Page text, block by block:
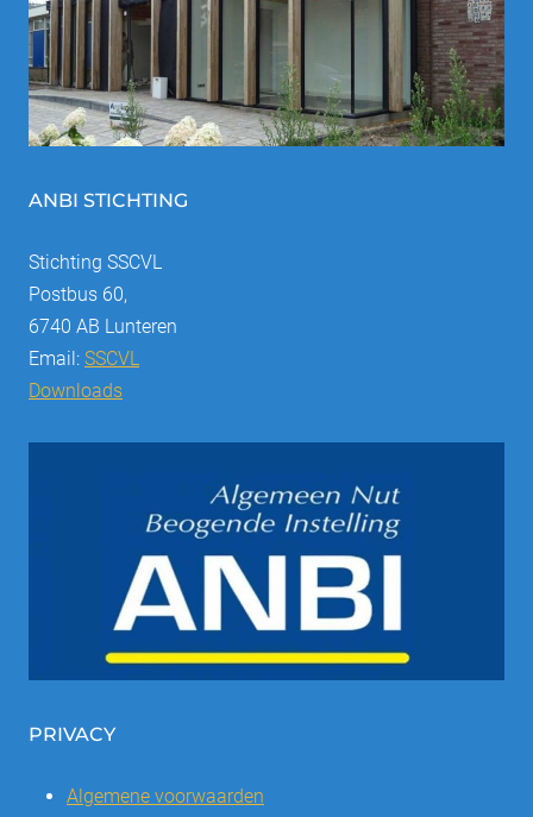
ANBI STICHTING
Stichting SSCVL
Postbus 60,
6740 AB Lunteren
Email: SSCVL
Downloads
PRIVACY
Algemene voorwaarden